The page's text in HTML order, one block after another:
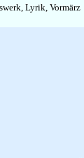
Lyrik, Vormärz